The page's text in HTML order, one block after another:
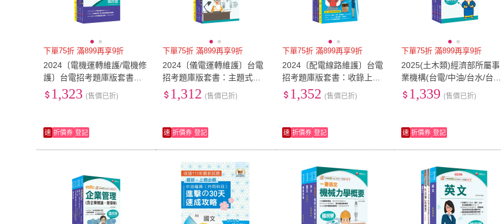
下單75折 滿899再享9折
2024〔電機運轉維護/電機修
護〕台電招考題庫版套書：
市面上內容最完整解題套書
1,323 (售價已折)
速 折價券 登記
下單75折 滿899再享9折
2024〔儀電運轉維護〕台電
招考題庫版套書：主題式實
戰演練，考古題絕對完備！
1,312 (售價已折)
速 折價券 登記
下單75折 滿899再享9折
2024〔配電線路維護〕台電
招考題庫版套書：收錄上千
題題型，解題簡潔易懂，加
強複習有效率！
1,352 (售價已折)
速 折價券 登記
下單75折 滿899再享9折
2025(土木類)經濟部所屬事
業機構(台電/中油/台水/台糖)
新進職員聯合甄試題庫版套
書：掌握重點項目、提升學
1,339 (售價已折)
速 折價券 登記